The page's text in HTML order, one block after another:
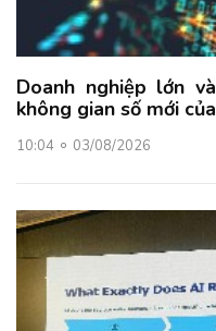
Doanh nghiệp lớn
không gian số mới
10:04 03/08/2026